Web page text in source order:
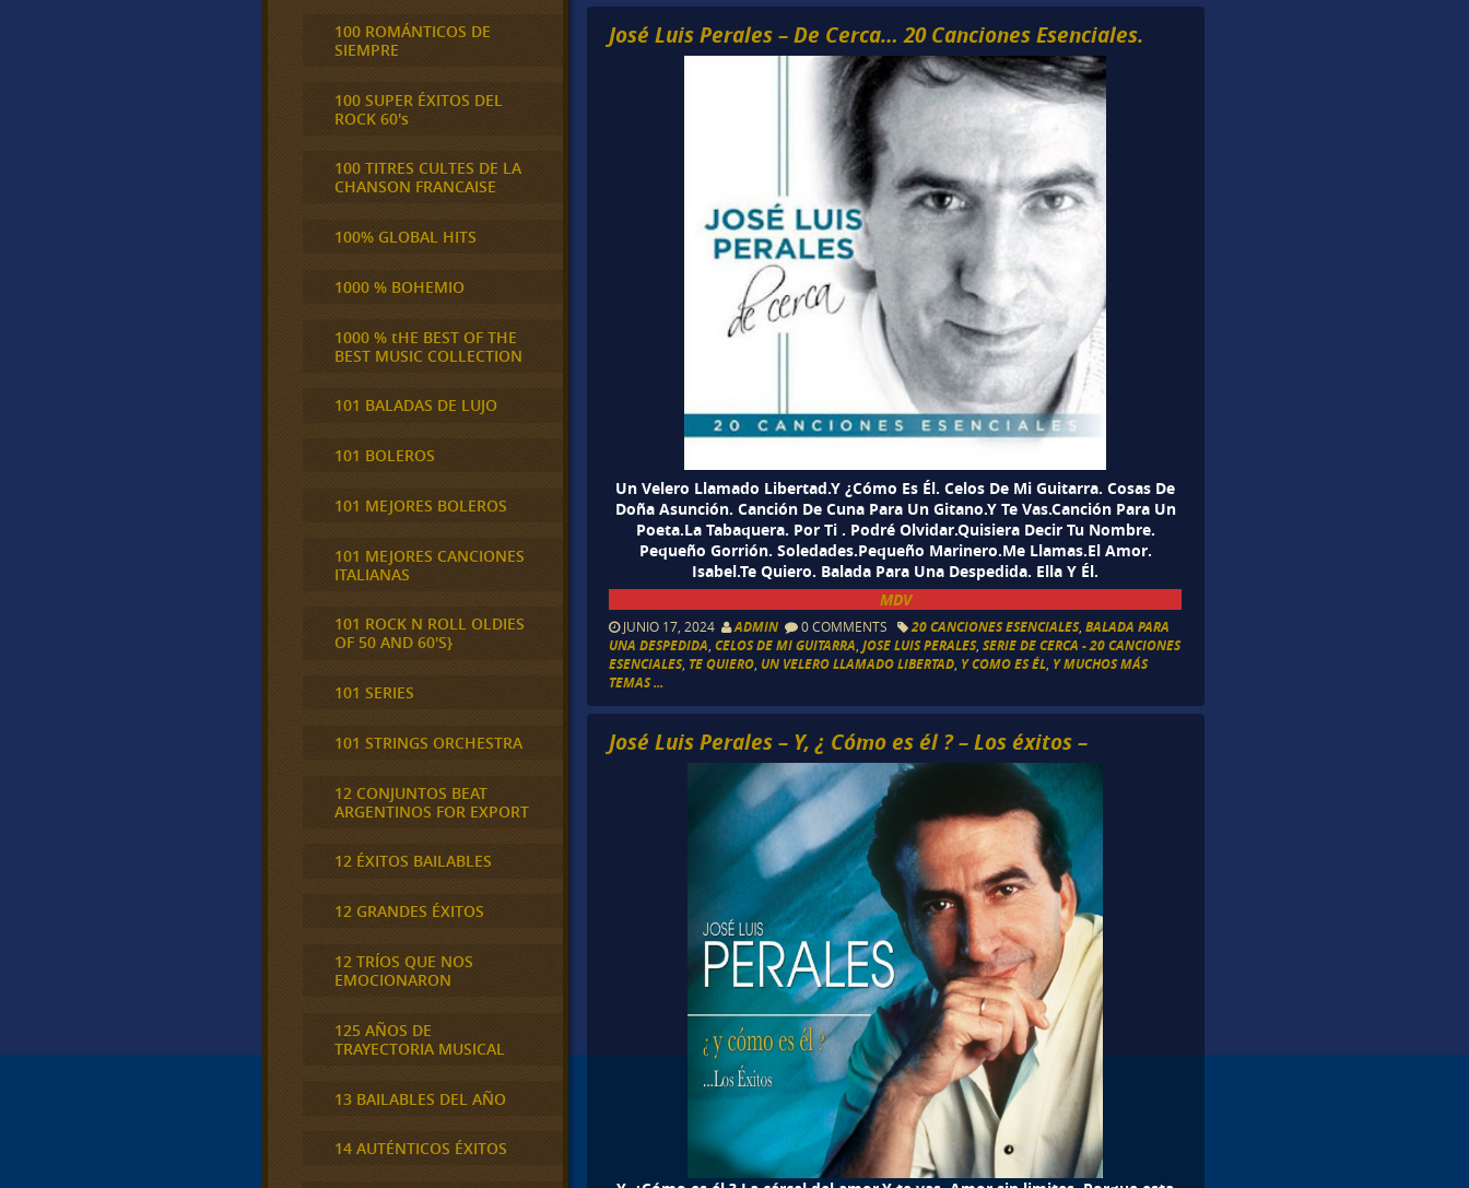
José Luis Perales – De Cerca… 20 Canciones Esenciales.
Un Velero Llamado Libertad.Y ¿Cómo Es Él. Celos De Mi Guitarra. Cosas De
Doña Asunción. Canción De Cuna Para Un Gitano.Y Te Vas.Canción Para Un
Poeta.La Tabaquera. Por Ti . Podré Olvidar.Quisiera Decir Tu Nombre.
Pequeño Gorrión. Soledades.Pequeño Marinero.Me Llamas.El Amor.
Isabel.Te Quiero. Balada Para Una Despedida. Ella Y Él.
MDV
JUNIO 17, 2024 ADMIN 0 COMMENTS 20 CANCIONES ESENCIALES,BALADA PARA
UNA DESPEDIDA ,CELOS DE MI GUITARRA ,JOSE LUIS PERALES,SERIE DE CERCA - 20 CANCIONES
ESENCIALES, TE QUIERO UN VELERO LLAMADO LIBERTAD Y COMO ES ÉL Y MUCHOS MÁS
TEMAS ...
José Luis Perales – Y, ¿ Cómo es él ? – Los éxitos –
100 ROMÁNTICOS DE
SIEMPRE
100 SUPER ÉXITOS DEL
ROCK 60's
100 TITRES CULTES DE LA
CHANSON FRANCAISE
100% GLOBAL HITS
1000 % BOHEMIO
1000 % tHE BEST OF THE
BEST MUSIC COLLECTION
101 BALADAS DE LUJO
101 BOLEROS
101 MEJORES BOLEROS
101 MEJORES CANCIONES
ITALIANAS
101 ROCK N ROLL OLDIES
OF 50 AND 60'S}
101 SERIES
101 STRINGS ORCHESTRA
12 CONJUNTOS BEAT
ARGENTINOS FOR EXPORT
12 ÉXITOS BAILABLES
12 GRANDES ÉXITOS
12 TRÍOS QUE NOS
EMOCIONARON
125 AÑOS DE
TRAYECTORIA MUSICAL
13 BAILABLES DEL AÑO
14 AUTÉNTICOS ÉXITOS